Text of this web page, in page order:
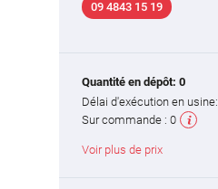
09 4843 15 19
Quantité en dépôt: 0
Délai d'exécution en usine:
Sur commande : 0
Voir plus de prix